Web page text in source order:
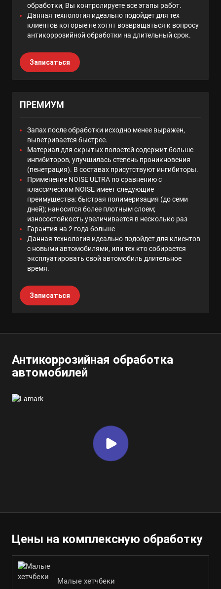
обработки, Вы контролируете все этапы работ.
Данная технология идеально подойдет для тех
клиентов которые не хотят возвращаться к вопросу
антикоррозийной обработки на длительный срок.
Записаться
ПРЕМИУМ
Запах после обработки исходно менее выражен,
выветривается быстрее.
Материал для скрытых полостей содержит больше
ингибиторов, улучшилась степень проникновения
(пенетрация). В составах присутствуют ингибиторы.
Применение NOISE ULTRA по сравнению с
классическим NOISE имеет следующие
преимущества: быстрая полимеризация (до семи
дней); наносится более плотным слоем;
износостойкость увеличивается в несколько раз
Гарантия на 2 года больше
Данная технология идеально подойдет для клиентов
с новыми автомобилями, или тех кто собирается
эксплуатировать свой автомобиль длительное
время.
Записаться
Антикоррозийная обработка
автомобилей
Цены на комплексную обработку
Малые хетчбеки